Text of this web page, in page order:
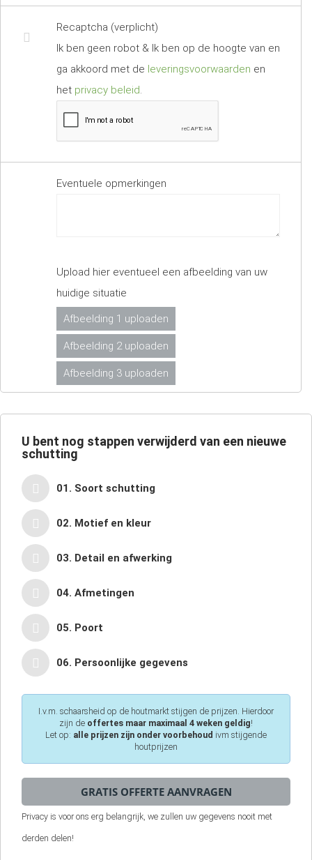
Recaptcha (verplicht)
Ik ben geen robot & Ik ben op de hoogte van en
ga akkoord met de leveringsvoorwaarden en
het privacy beleid.
Eventuele opmerkingen
Upload hier eventueel een afbeelding van uw
huidige situatie
Afbeelding 1 uploaden
Afbeelding 2 uploaden
Afbeelding 3 uploaden
U bent nog stappen verwijderd van een nieuwe
schutting
01. Soort schutting
02. Motief en kleur
03. Detail en afwerking
04. Afmetingen
05. Poort
06. Persoonlijke gegevens
I.v.m. schaarsheid op de houtmarkt stijgen de prijzen. Hierdoor
zijn de offertes maar maximaal 4 weken geldig!
Let op: alle prijzen zijn onder voorbehoud ivm stijgende
houtprijzen
Privacy is voor ons erg belangrijk, we zullen uw gegevens nooit met
derden delen!